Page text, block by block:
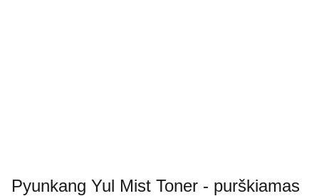
Pyunkang Yul Mist Toner - purškiamas